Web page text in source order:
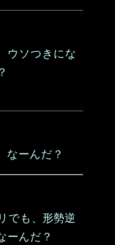
ウソつきにな
なーんだ？
でも、形勢逆
ーんだ？